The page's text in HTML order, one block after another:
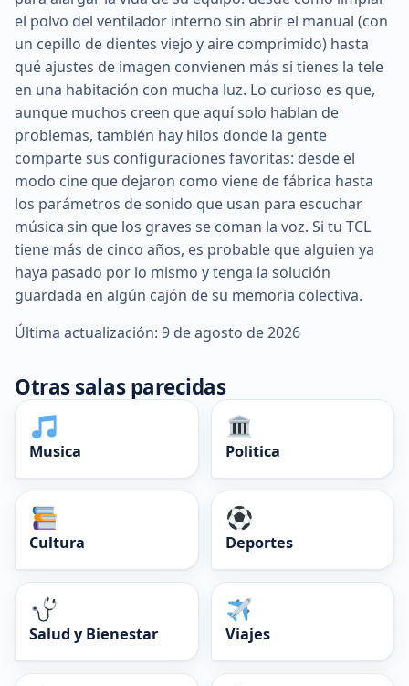
el polvo del ventilador interno sin abrir el manual (con
un cepillo de dientes viejo y aire comprimido) hasta
qué ajustes de imagen convienen más si tienes la tele
en una habitación con mucha luz. Lo curioso es que,
aunque muchos creen que aquí solo hablan de
problemas, también hay hilos donde la gente
comparte sus configuraciones favoritas: desde el
modo cine que dejaron como viene de fábrica hasta
los parámetros de sonido que usan para escuchar
música sin que los graves se coman la voz. Si tu TCL
tiene más de cinco años, es probable que alguien ya
haya pasado por lo mismo y tenga la solución
guardada en algún cajón de su memoria colectiva.
Última actualización: 9 de agosto de 2026
Otras salas parecidas
Musica Politica
Cultura Deportes
Salud y Bienestar Viajes